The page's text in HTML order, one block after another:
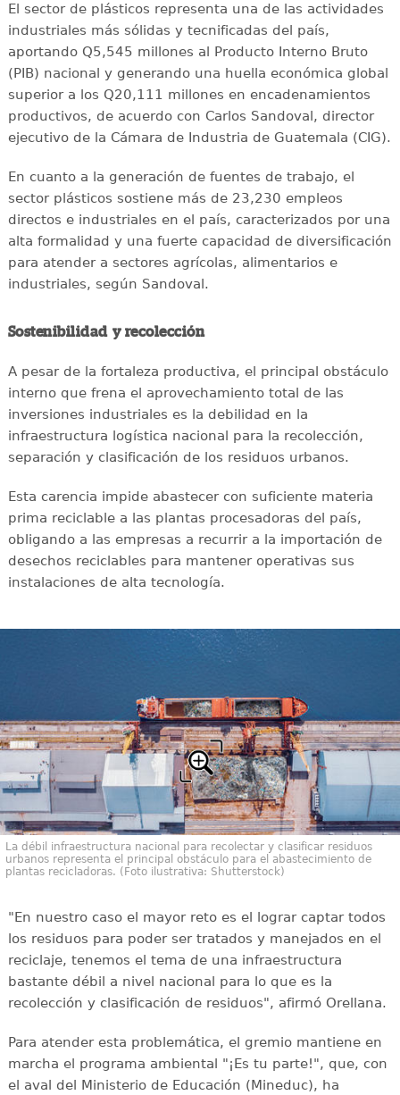
El sector de plásticos representa una de las actividades
industriales más sólidas y tecnificadas del país,
aportando Q5,545 millones al Producto Interno Bruto
(PIB) nacional y generando una huella económica global
superior a los Q20,111 millones en encadenamientos
productivos, de acuerdo con Carlos Sandoval, director
ejecutivo de la Cámara de Industria de Guatemala (CIG).
En cuanto a la generación de fuentes de trabajo, el
sector plásticos sostiene más de 23,230 empleos
directos e industriales en el país, caracterizados por una
alta formalidad y una fuerte capacidad de diversificación
para atender a sectores agrícolas, alimentarios e
industriales, según Sandoval.
Sostenibilidad y recolección
A pesar de la fortaleza productiva, el principal obstáculo
interno que frena el aprovechamiento total de las
inversiones industriales es la debilidad en la
infraestructura logística nacional para la recolección,
separación y clasificación de los residuos urbanos.
Esta carencia impide abastecer con suficiente materia
prima reciclable a las plantas procesadoras del país,
obligando a las empresas a recurrir a la importación de
desechos reciclables para mantener operativas sus
instalaciones de alta tecnología.
La débil infraestructura nacional para recolectar y clasificar residuos
urbanos representa el principal obstáculo para el abastecimiento de
plantas recicladoras. (Foto ilustrativa: Shutterstock)
"En nuestro caso el mayor reto es el lograr captar todos
los residuos para poder ser tratados y manejados en el
reciclaje, tenemos el tema de una infraestructura
bastante débil a nivel nacional para lo que es la
recolección y clasificación de residuos", afirmó Orellana.
Para atender esta problemática, el gremio mantiene en
marcha el programa ambiental "¡Es tu parte!", que, con
el aval del Ministerio de Educación (Mineduc), ha